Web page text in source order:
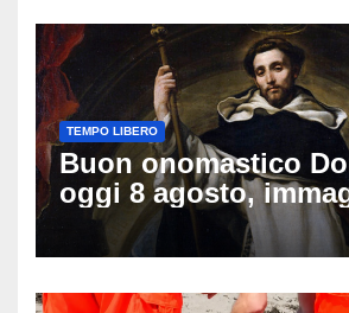
TEMPO LIBERO
Buon onomastico
oggi 8 agosto,
auguri da